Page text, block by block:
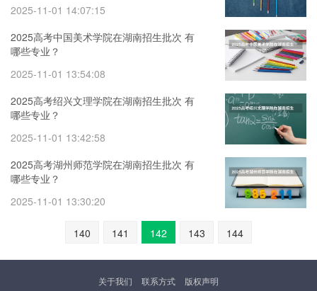
2025-11-01 14:07:15
2025高考中国美术学院在湖南招生批次 有
哪些专业？
2025-11-01 13:54:08
2025高考绍兴文理学院在湖南招生批次 有
哪些专业？
2025-11-01 13:42:58
2025高考湖州师范学院在湖南招生批次 有
哪些专业？
2025-11-01 13:30:20
140 141 142 143 144
关于我们 联系方式 版权声明